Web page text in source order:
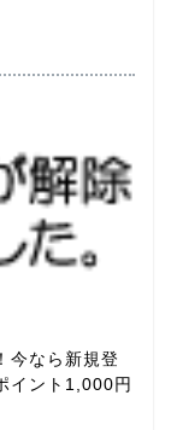
今なら新規登
イント1,000円